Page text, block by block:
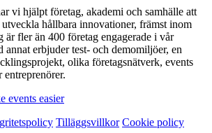
vi hjälpt företag, akademi och samhälle att
utveckla hållbara innovationer, främst inom
fler än 400 företag engagerade i vår
annat erbjuder test- och demomiljöer, en
olika företagsnätverk, events
events easier
Tilläggsvillkor Cookie policy